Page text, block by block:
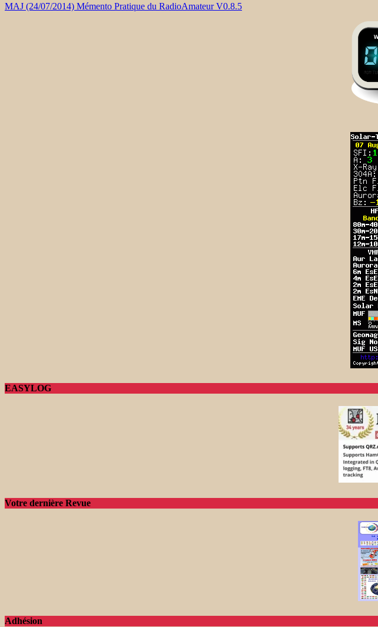
MAJ (24/07/2014) Mémento Pratique du RadioAmateur V0.8.5
EASYLOG
Votre dernière Revue
Adhésion